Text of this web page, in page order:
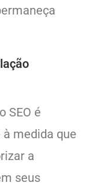
SEO é
medida que
a
seus